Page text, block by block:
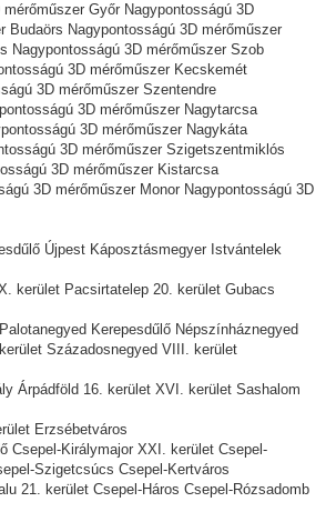
Győr Nagypontosságú 3D
Budaörs Nagypontosságú 3D mérőműszer
Nagypontosságú 3D mérőműszer Szob
3D mérőműszer Kecskemét
3D mérőműszer Szentendre
3D mérőműszer Nagytarcsa
3D mérőműszer Nagykáta
3D mérőműszer Szigetszentmiklós
3D mérőműszer Kistarcsa
3D mérőműszer Monor Nagypontosságú 3D
Újpest Káposztásmegyer Istvántelek
kerület Pacsirtatelep 20. kerület Gubacs
Kerepesdűlő Népszínháznegyed
Századosnegyed VIII. kerület
Árpádföld 16. kerület XVI. kerület Sashalom
Erzsébetváros
Csepel-Királymajor XXI. kerület Csepel-
Szigetcsúcs Csepel-Kertváros
21. kerület Csepel-Háros Csepel-Rózsadomb